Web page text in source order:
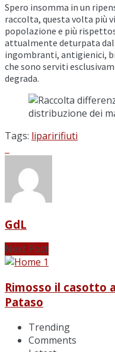
Spero insomma in un
raccolta, questa volta più
popolazione e più
attualmente deturpata
ingombranti, antigienici,
che sono serviti
degrada.
Tags: liparirifiuti
GdL
Next Post
Rimosso il casotto
Pataso
Trending
Comments